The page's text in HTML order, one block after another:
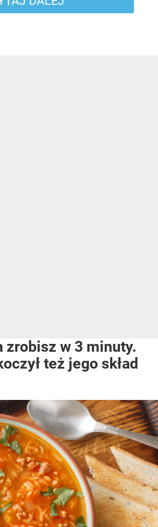
zrobisz w 3 minuty.
też jego skład